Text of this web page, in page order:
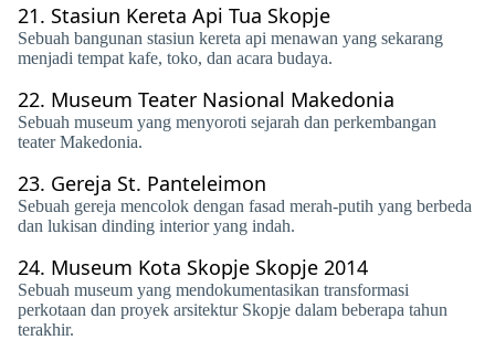
21. Stasiun Kereta Api Tua Skopje
Sebuah bangunan stasiun kereta api menawan yang sekarang
menjadi tempat kafe, toko, dan acara budaya.
22. Museum Teater Nasional Makedonia
Sebuah museum yang menyoroti sejarah dan perkembangan
teater Makedonia.
23. Gereja St. Panteleimon
Sebuah gereja mencolok dengan fasad merah-putih yang berbeda
dan lukisan dinding interior yang indah.
24. Museum Kota Skopje Skopje 2014
Sebuah museum yang mendokumentasikan transformasi
perkotaan dan proyek arsitektur Skopje dalam beberapa tahun
terakhir.